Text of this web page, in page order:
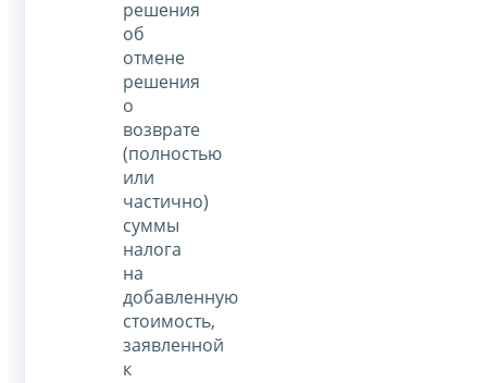
решения
об
отмене
решения
о
возврате
(полностью
или
частично)
суммы
налога
на
добавленную
стоимость,
заявленной
к